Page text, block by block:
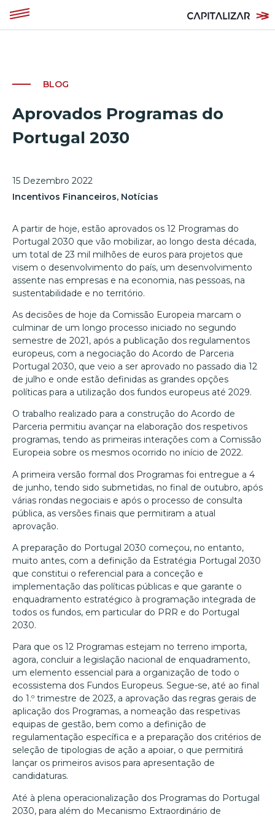
BLOG
Aprovados Programas do
Portugal 2030
15 Dezembro 2022
Incentivos Financeiros, Notícias
A partir de hoje, estão aprovados os 12 Programas do
Portugal 2030 que vão mobilizar, ao longo desta década,
um total de 23 mil milhões de euros para projetos que
visem o desenvolvimento do país, um desenvolvimento
assente nas empresas e na economia, nas pessoas, na
sustentabilidade e no território.
As decisões de hoje da Comissão Europeia marcam o
culminar de um longo processo iniciado no segundo
semestre de 2021, após a publicação dos regulamentos
europeus, com a negociação do Acordo de Parceria
Portugal 2030, que veio a ser aprovado no passado dia 12
de julho e onde estão definidas as grandes opções
políticas para a utilização dos fundos europeus até 2029.
O trabalho realizado para a construção do Acordo de
Parceria permitiu avançar na elaboração dos respetivos
programas, tendo as primeiras interações com a Comissão
Europeia sobre os mesmos ocorrido no início de 2022.
A primeira versão formal dos Programas foi entregue a 4
de junho, tendo sido submetidas, no final de outubro, após
várias rondas negociais e após o processo de consulta
pública, as versões finais que permitiram a atual
aprovação.
A preparação do Portugal 2030 começou, no entanto,
muito antes, com a definição da Estratégia Portugal 2030
que constitui o referencial para a conceção e
implementação das políticas públicas e que garante o
enquadramento estratégico à programação integrada de
todos os fundos, em particular do PRR e do Portugal
2030.
Para que os 12 Programas estejam no terreno importa,
agora, concluir a legislação nacional de enquadramento,
um elemento essencial para a organização de todo o
ecossistema dos Fundos Europeus. Segue-se, até ao final
do 1.º trimestre de 2023, a aprovação das regras gerais de
aplicação dos Programas, a nomeação das respetivas
equipas de gestão, bem como a definição de
regulamentação específica e a preparação dos critérios de
seleção de tipologias de ação a apoiar, o que permitirá
lançar os primeiros avisos para apresentação de
candidaturas.
Até à plena operacionalização dos Programas do Portugal
2030, para além do Mecanismo Extraordinário de